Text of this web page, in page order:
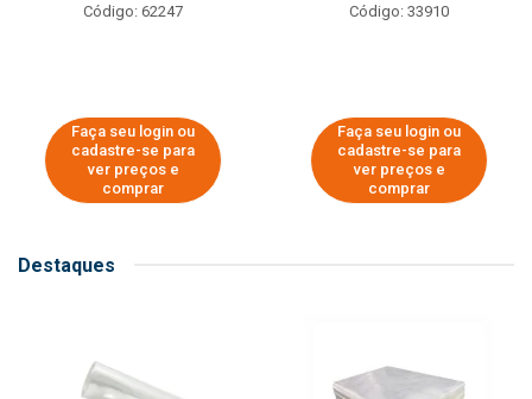
Código: 62247
Faça seu login ou
cadastre-se para
ver preços e
comprar
Código: 33910
Faça seu login ou
cadastre-se para
ver preços e
comprar
Destaques